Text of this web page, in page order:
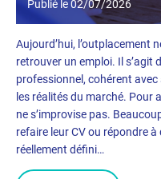
Publié le02/07/2026
Aujourd’hui, l’outplacement
retrouver un emploi. Il s’agit
professionnel, cohérent
les réalités du marché. Pour
ne s’improvise pas.
refaire leur CV ou répondre
réellement défini…